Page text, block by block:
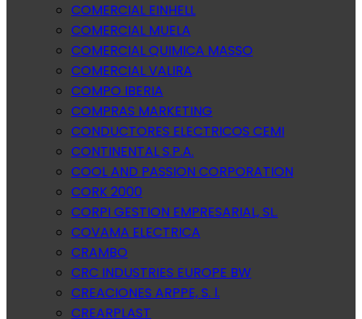
COMERCIAL EINHELL
COMERCIAL MUELA
COMERCIAL QUIMICA MASSO
COMERCIAL VALIRA
COMPO IBERIA
COMPRAS MARKETING
CONDUCTORES ELECTRICOS CEMI
CONTINENTAL S.P.A.
COOL AND PASSION CORPORATION
CORK 2000
CORPI GESTION EMPRESARIAL, SL.
COVAMA ELECTRICA
CRAMBO
CRC INDUSTRIES EUROPE BW
CREACIONES ARPPE, S. l.
CREARPLAST